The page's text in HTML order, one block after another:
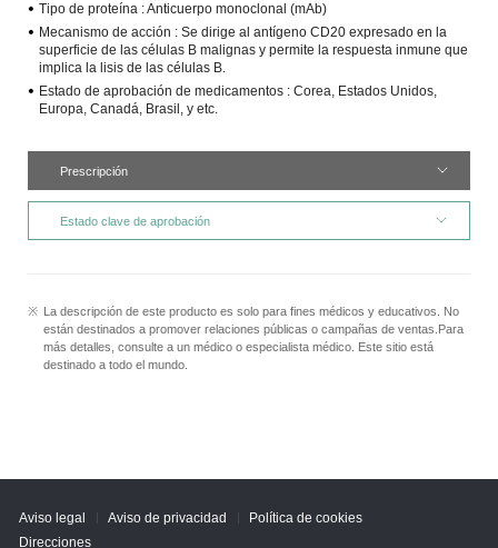
Tipo de proteína :Anticuerpo monoclonal (mAb)
Mecanismo de acción : Se dirige al antígeno CD20 expresado en la
superficie de las células B malignas y permite la respuesta inmune que
implica la lisis de las células B.
Estado de aprobación de medicamentos : Corea, Estados Unidos,
Europa, Canadá, Brasil, y etc.
Prescripción
Estado clave de aprobación
La descripción de este producto es solo para fines médicos y educativos. No
están destinados a promover relaciones públicas o campañas de ventas.Para
más detalles, consulte a un médico o especialista médico. Este sitio está
destinado a todo el mundo.
Aviso legal Aviso de privacidad
Política de cookies
Direcciones